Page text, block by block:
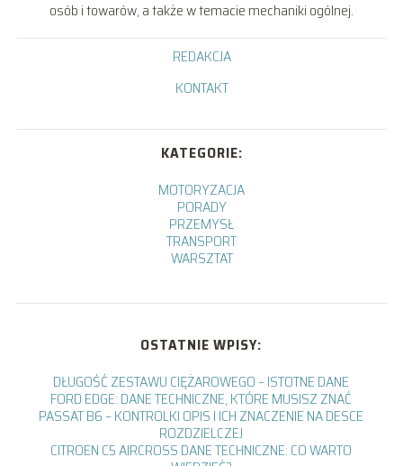
osób i towarów, a także w temacie mechaniki ogólnej.
REDAKCJA
KONTAKT
KATEGORIE:
MOTORYZACJA
PORADY
PRZEMYSŁ
TRANSPORT
WARSZTAT
OSTATNIE WPISY:
DŁUGOŚĆ ZESTAWU CIĘŻAROWEGO – ISTOTNE DANE
FORD EDGE: DANE TECHNICZNE, KTÓRE MUSISZ ZNAĆ
PASSAT B6 – KONTROLKI OPIS I ICH ZNACZENIE NA DESCE
ROZDZIELCZEJ
CITROEN C5 AIRCROSS DANE TECHNICZNE: CO WARTO